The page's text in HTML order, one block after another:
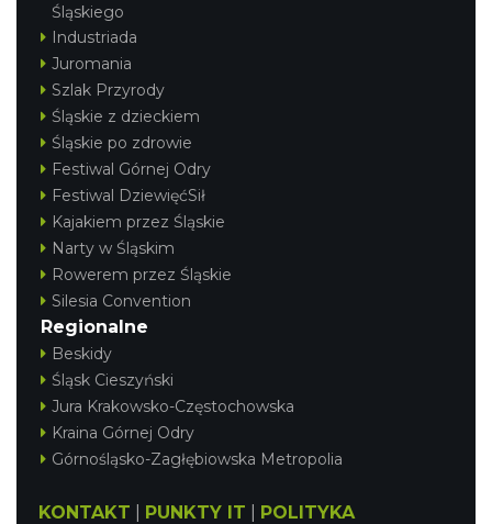
Śląskiego
Industriada
Juromania
Szlak Przyrody
Śląskie z dzieckiem
Śląskie po zdrowie
Festiwal Górnej Odry
Festiwal DziewięćSił
Kajakiem przez Śląskie
Narty w Śląskim
Rowerem przez Śląskie
Silesia Convention
Regionalne
Beskidy
Śląsk Cieszyński
Jura Krakowsko-Częstochowska
Kraina Górnej Odry
Górnośląsko-Zagłębiowska Metropolia
KONTAKT PUNKTY IT
POLITYKA